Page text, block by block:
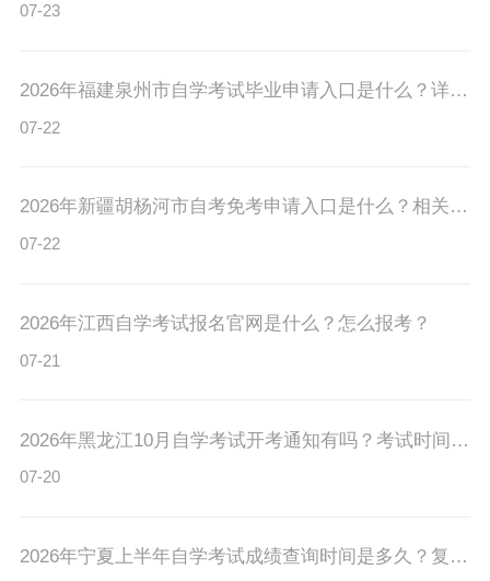
07-23
2026年福建泉州市自学考试毕业申请入口是什么？详细步骤有吗？
07-22
2026年新疆胡杨河市自考免考申请入口是什么？相关要求有哪些？
07-22
2026年江西自学考试报名官网是什么？怎么报考？
07-21
2026年黑龙江10月自学考试开考通知有吗？考试时间是多久？
07-20
2026年宁夏上半年自学考试成绩查询时间是多久？复核申请表有吗？